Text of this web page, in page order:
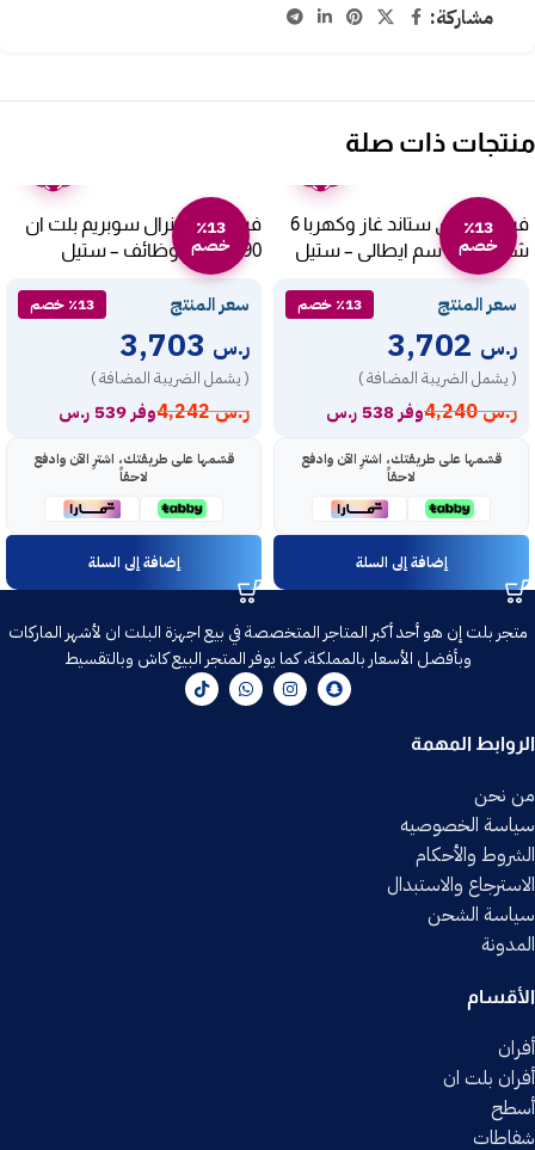
مشاركة:
منتجات ذات صلة
٪13
خصم
فرن البا فرى ستاند غاز وكهربا 6
شعلات 90 سم ايطالى – ستيل
CXX 9642 G SA
سعر المنتج ٪13 خصم
ر.س
( يشمل الضريبة المضافة )
ر.س4,240 وفر 538 ر.س
قسّمها على طريقتك، اشترِ الآن وادفع
لاحقاً
إضافة إلى السلة
٪13
خصم
فرن الغاز جنرال سوبريم بلت ان
90 سم – 4 وظائف – ستيل
GSO904IGMM
سعر المنتج ٪13 خصم
ر.س
( يشمل الضريبة المضافة )
ر.س4,242 وفر 539 ر.س
قسّمها على طريقتك، اشترِ الآن وادفع
لاحقاً
إضافة إلى السلة
متجر بلت إن هو أحد أكبر المتاجر المتخصصة في بيع اجهزة البلت ان لأشهر الماركات
وبأفضل الأسعار بالمملكة، كما يوفر المتجر البيع كاش وبالتقسيط
الروابط المهمة
من نحن
سياسة الخصوصيه
الشروط والأحكام
الاسترجاع والاستبدال
سياسة الشحن
المدونة
الأقسام
أفران
أفران بلت ان
أسطح
شفاطات